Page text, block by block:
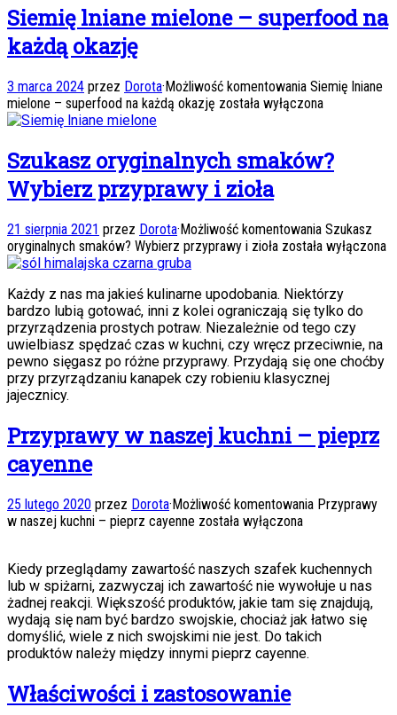
Siemię lniane mielone – superfood na
każdą okazję
3 marca 2024 przez Dorota· Możliwość komentowania Siemię lniane
mielone – superfood na każdą okazję została wyłączona
Szukasz oryginalnych smaków?
Wybierz przyprawy i zioła
21 sierpnia 2021 przez Dorota·Możliwość komentowania Szukasz
oryginalnych smaków? Wybierz przyprawy i zioła została wyłączona
Każdy z nas ma jakieś kulinarne upodobania. Niektórzy
bardzo lubią gotować, inni z kolei ograniczają się tylko do
przyrządzenia prostych potraw. Niezależnie od tego czy
uwielbiasz spędzać czas w kuchni, czy wręcz przeciwnie, na
pewno sięgasz po różne przyprawy. Przydają się one choćby
przy przyrządzaniu kanapek czy robieniu klasycznej
jajecznicy.
Przyprawy w naszej kuchni – pieprz
cayenne
25 lutego 2020 przez Dorota·Możliwość komentowania Przyprawy
w naszej kuchni – pieprz cayenne została wyłączona
Kiedy przeglądamy zawartość naszych szafek kuchennych
lub w spiżarni, zazwyczaj ich zawartość nie wywołuje u nas
żadnej reakcji. Większość produktów, jakie tam się znajdują,
wydają się nam być bardzo swojskie, chociaż jak łatwo się
domyślić, wiele z nich swojskimi nie jest. Do takich
produktów należy między innymi pieprz cayenne.
Właściwości i zastosowanie